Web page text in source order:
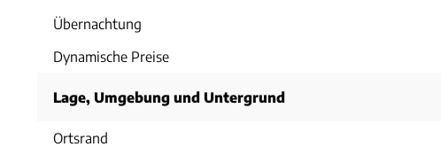
Übernachtung
Dynamische Preise
Lage, Umgebung und Untergrund
Ortsrand